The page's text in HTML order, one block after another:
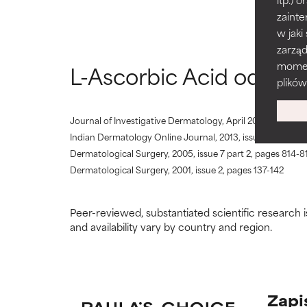
w jaki
L-Ascorbic Acid
Journal of Investigative Dermatology, April 2025, pages 1-
Indian Dermatology Online Journal, 2013, issue 2, pages
Dermatological Surgery, 2005, issue 7 part 2, pages 814-
Dermatological Surgery, 2001, issue 2, pages 137-142
Peer-reviewed, substantiated scientific
and availability vary by country and region.
ograniczają
Istnieje
WORST
Może
niektórych
BRAK
jego temat.
ograniczają
Istnieje
WORST
Może
niektórych
BRAK
jego temat.